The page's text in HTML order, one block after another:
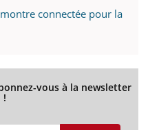
connectée pour la
vous à la newsletter
!